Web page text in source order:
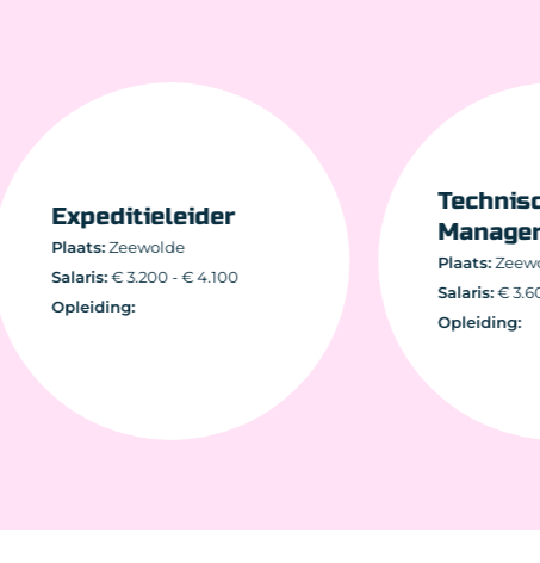
Plaats:
Salaris:
Expeditieleider
Plaats:Zeewolde
Salaris:€ 3.200 - € 4.100
Opleiding: